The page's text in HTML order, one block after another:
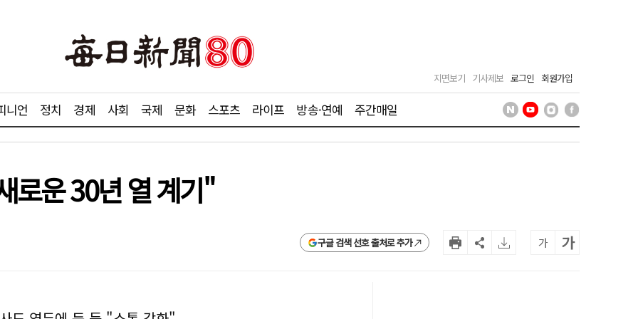
지면보기 기사제보 로그인 회원가입
니언 정치 경제 사회 국제 문화 스포츠 라이프 방송·연예 주간매일
로운 30년 열 계기"
구글 검색 선호 출처로 추가 가 가